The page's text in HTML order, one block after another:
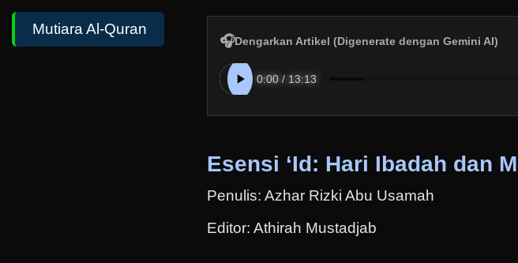
Mutiara Al-Quran
🎧Dengarkan Artikel (Digenerate dengan Gemini AI)
Esensi ‘Id: Hari Ibadah dan
Penulis: Azhar Rizki Abu Usamah
Editor: Athirah Mustadjab